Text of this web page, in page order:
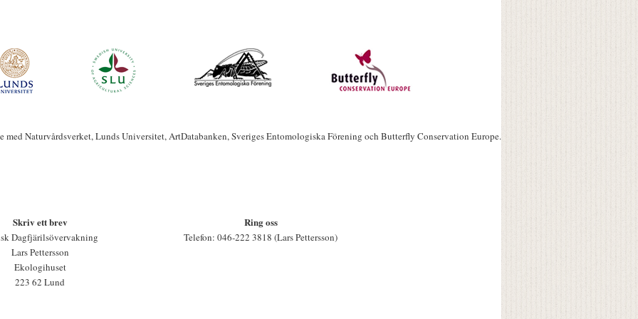
med Naturvårdsverket, Lunds Universitet, ArtDatabanken, Sveriges Entomologiska Förening och Butterfly Conservation Europe.
Skriv ett brev
Dagfjärilsövervakning
Lars Pettersson
Ekologihuset
223 62 Lund
Ring oss
Telefon: 046-222 3818 (Lars Pettersson)